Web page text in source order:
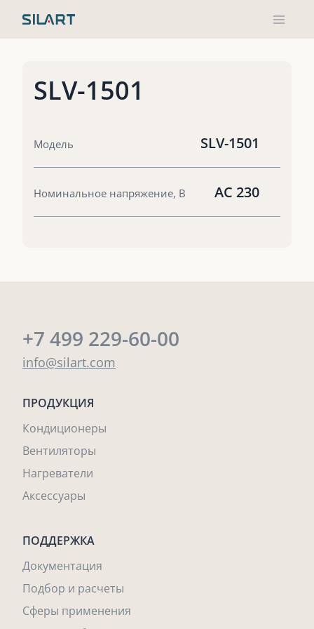
SLV-1501
Модель SLV-1501
Номинальное напряжение, В AC 230
+7 499 229-60-00
info@silart.com
ПРОДУКЦИЯ
Кондиционеры
Вентиляторы
Нагреватели
Аксессуары
ПОДДЕРЖКА
Документация
Подбор и расчеты
Сферы применения